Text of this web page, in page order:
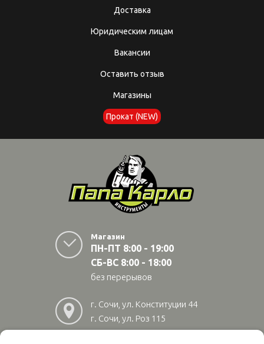
Доставка
Юридическим лицам
Вакансии
Оставить отзыв
Магазины
Прокат (NEW)
Магазин
ПН-ПТ 8:00 - 19:00
СБ-ВС 8:00 - 18:00
без перерывов
г. Сочи, ул. Конституции 44
г. Сочи, ул. Роз 115
г. Адлер, ул Авиационная